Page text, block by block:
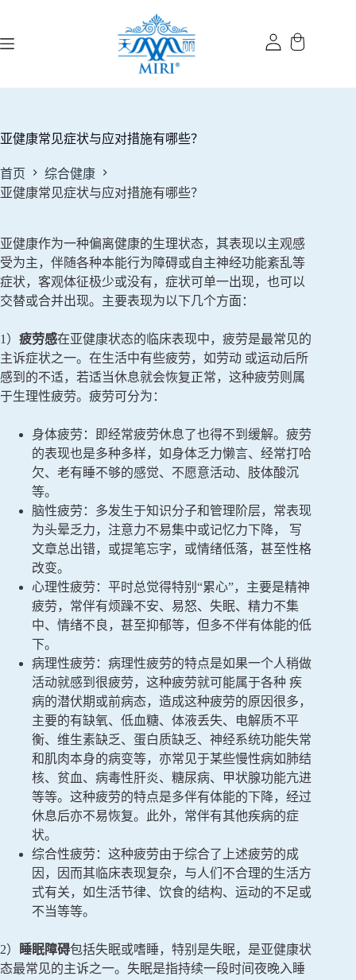
内
亚健康常见症状与应对措施有哪些？
首页
综合健康
亚健康常见症状与应对措施有哪些？
亚健康作为一种偏离健康的生理状态，其表现以主观感
受为主，伴随各种本能行为障碍或自主神经功能紊乱等
症状，客观体征极少或没有，症状可单一出现，也可以
交替或合并出现。主要表现为以下几个方面：
1） 疲劳感在亚健康状态的临床表现中，疲劳是最常见的
主诉症状之一。在生活中有些疲劳，如劳动 或运动后所
感到的不适，若适当休息就会恢复正常，这种疲劳则属
于生理性疲劳。疲劳可分为：
身体疲劳：即经常疲劳休息了也得不到缓解。疲劳
的表现也是多种多样，如身体乏力懒言、经常打哈
欠、老有睡不够的感觉、不愿意活动、肢体酸沉
等。
脑性疲劳：多发生于知识分子和管理阶层，常表现
为头晕乏力，注意力不易集中或记忆力下降， 写
文章总出错，或提笔忘字，或情绪低落，甚至性格
改变。
心理性疲劳：平时总觉得特别“累心”，主要是精神
疲劳，常伴有烦躁不安、易怒、失眠、精力不集
中、情绪不良，甚至抑郁等，但多不伴有体能的低
下。
病理性疲劳：病理性疲劳的特点是如果一个人稍做
活动就感到很疲劳，这种疲劳就可能属于各种 疾
病的潜伏期或前病态，造成这种疲劳的原因很多，
主要的有缺氧、低血糖、体液丢失、电解质不平
衡、维生素缺乏、蛋白质缺乏、神经系统功能失常
和肌肉本身的病变等，亦常见于某些慢性病如肺结
核、贫血、病毒性肝炎、糖尿病、甲状腺功能亢进
等等。这种疲劳的特点是多伴有体能的下降，经过
休息后亦不易恢复。此外，常伴有其他疾病的症
状。
综合性疲劳：这种疲劳由于综合了上述疲劳的成
因，因而其临床表现复杂，与人们不合理的生活方
式有关，如生活节律、饮食的结构、运动的不足或
不当等等。
2） 睡眠障碍包括失眠或嗜睡，特别是失眠，是亚健康状
态最常见的主诉之一。失眠是指持续一段时间夜晚入睡